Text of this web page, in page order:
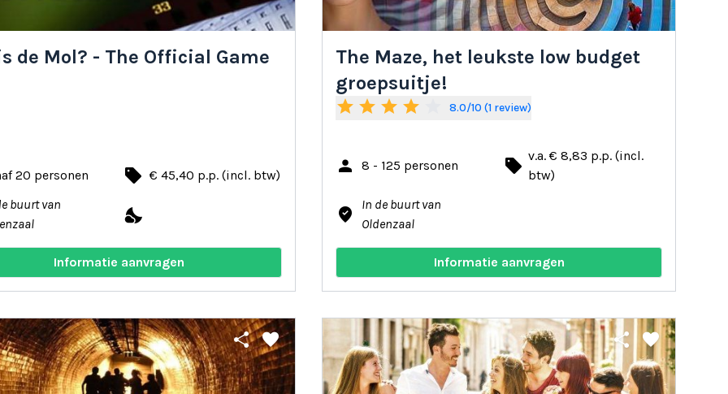
de Mol? - The Official Game
20 personen local_offer € 45,40 p.p. (incl. btw)
buurt van
nights_stay
Informatie aanvragen
The Maze, het leukste low budget
groepsuitje!
star star star star 8.0/10 (1 review)
person 8 - 125 personen local_offer v.a. € 8,83 p.p. (incl.
btw)
where_to_vote
In de buurt van
Oldenzaal
Informatie aanvragen
share favorite share favorite